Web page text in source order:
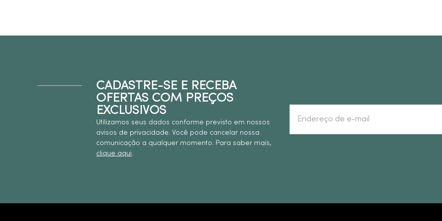
CADASTRE-SE E RECEBA
OFERTAS COM PREÇOS
EXCLUSIVOS
Utilizamos seus dados conforme previsto em nossos
avisos de privacidade. Você pode cancelar nossa
comunicação a qualquer momento. Para saber mais,
clique aqui.